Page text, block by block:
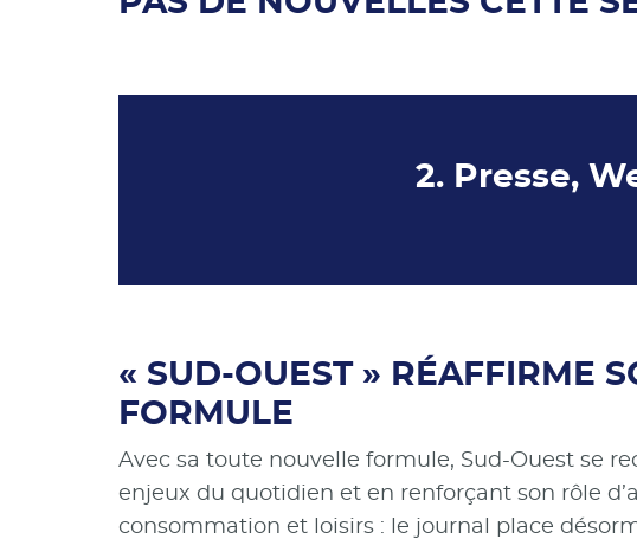
2. Presse,
« SUD-OUEST » RÉAFFIRME
FORMULE
Avec sa toute nouvelle formule, Sud-Ouest se
enjeux du quotidien et en renforçant son rôle
consommation et loisirs : le journal place